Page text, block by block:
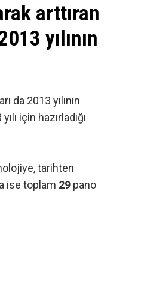
arttıran
yılının
da 2013 yılının
için hazırladığı
tarihten
ise toplam 29 pano